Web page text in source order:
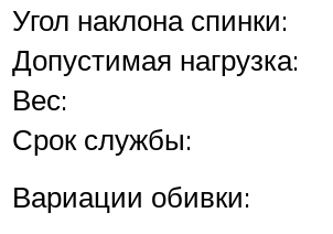
Угол наклона спинки:
Допустимая нагрузка:
Вес:
Срок службы:
Вариации обивки: